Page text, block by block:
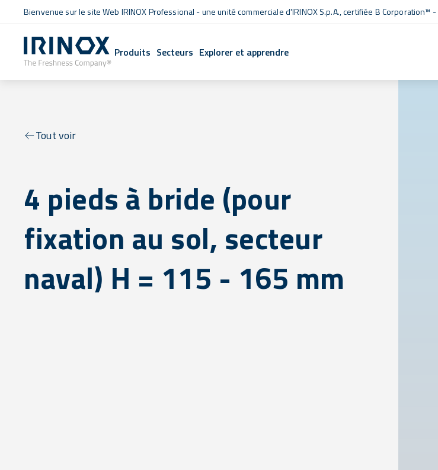
Bienvenue sur le site Web IRINOX Professional - une unité commerciale d'IRINOX S.p.A.,certifiée B Corporation™ -
Produits Secteurs Explorer et apprendre
Tout voir
4 pieds à bride (pour
fixation au sol, secteur
naval) H = 115 - 165 mm